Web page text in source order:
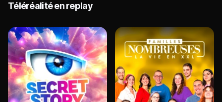
Téléréalité en replay